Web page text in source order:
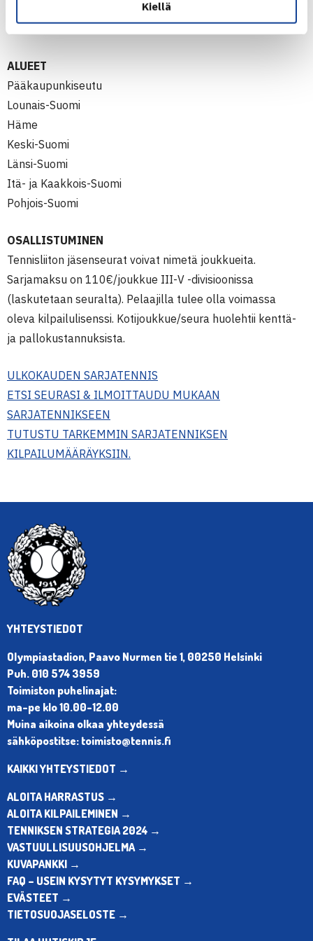
Kiellä
keskenään lohkojakojen julkaisun jälkeisen neljän viikon
ALUEET
Pääkaupunkiseutu
Lounais-Suomi
Häme
Keski-Suomi
Länsi-Suomi
Itä- ja Kaakkois-Suomi
Pohjois-Suomi
OSALLISTUMINEN
Tennisliiton jäsenseurat voivat nimetä joukkueita.
Sarjamaksu on 110€/joukkue III-V -divisioonissa
(laskutetaan seuralta). Pelaajilla tulee olla voimassa
oleva kilpailulisenssi. Kotijoukkue/seura huolehtii kenttä-
ja pallokustannuksista.
ULKOKAUDEN SARJATENNIS
ETSI SEURASI & ILMOITTAUDU MUKAAN
SARJATENNIKSEEN
TUTUSTU TARKEMMIN SARJATENNIKSEN
KILPAILUMÄÄRÄYKSIIN.
YHTEYSTIEDOT
Olympiastadion, Paavo Nurmen tie 1, 00250 Helsinki
Puh. 010 574 3959
Toimiston puhelinajat:
ma-pe klo 10.00-12.00
Muina aikoina olkaa yhteydessä
sähköpostitse: toimisto@tennis.fi
KAIKKI YHTEYSTIEDOT →
ALOITA HARRASTUS →
ALOITA KILPAILEMINEN →
TENNIKSEN STRATEGIA 2024 →
VASTUULLISUUSOHJELMA →
KUVAPANKKI →
FAQ – USEIN KYSYTYT KYSYMYKSET →
EVÄSTEET →
TIETOSUOJASELOSTE →